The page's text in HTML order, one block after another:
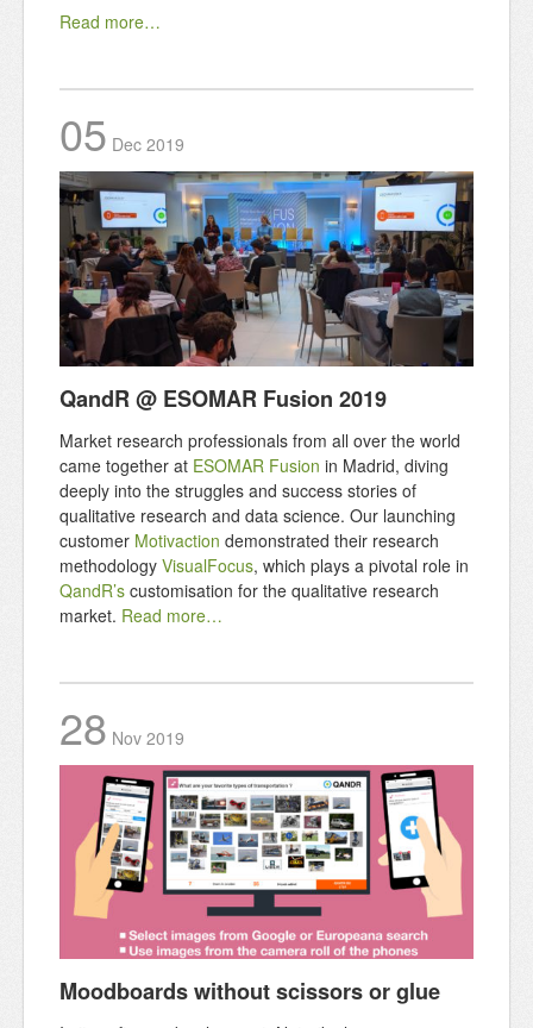
Read more…
05 Dec 2019
QandR @ ESOMAR Fusion 2019
Market research professionals from all over the world
came together at ESOMAR Fusion in Madrid, diving
deeply into the struggles and success stories of
qualitative research and data science. Our launching
customer Motivaction demonstrated their research
methodology VisualFocus, which plays a pivotal role in
QandR’s customisation for the qualitative research
market. Read more…
28 Nov 2019
Moodboards without scissors or glue